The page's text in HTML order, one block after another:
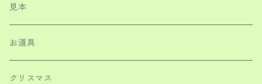
見本
お道具
クリスマス